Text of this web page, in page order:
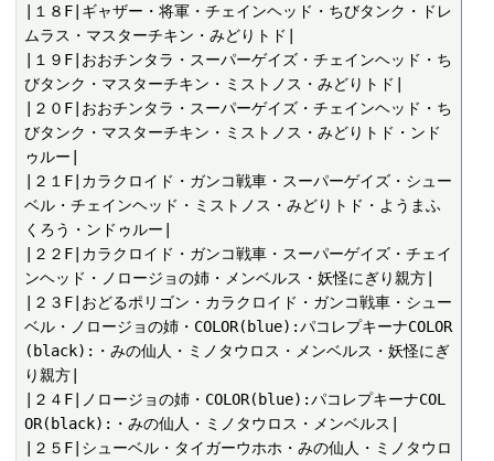
|１８F|ギャザー・将軍・チェインヘッド・ちびタンク・ドレ
ムラス・マスターチキン・みどりトド|
|１９F|おおチンタラ・スーパーゲイズ・チェインヘッド・ち
びタンク・マスターチキン・ミストノス・みどりトド|
|２０F|おおチンタラ・スーパーゲイズ・チェインヘッド・ち
びタンク・マスターチキン・ミストノス・みどりトド・ンド
ゥルー|
|２１F|カラクロイド・ガンコ戦車・スーパーゲイズ・シュー
ベル・チェインヘッド・ミストノス・みどりトド・ようまふ
くろう・ンドゥルー|
|２２F|カラクロイド・ガンコ戦車・スーパーゲイズ・チェイ
ンヘッド・ノロージョの姉・メンベルス・妖怪にぎり親方|
|２３F|おどるポリゴン・カラクロイド・ガンコ戦車・シュー
ベル・ノロージョの姉・COLOR(blue):パコレプキーナCOLOR
(black):・みの仙人・ミノタウロス・メンベルス・妖怪にぎ
り親方|
|２４F|ノロージョの姉・COLOR(blue):パコレプキーナCOL
OR(black):・みの仙人・ミノタウロス・メンベルス|
|２５F|シューベル・タイガーウホホ・みの仙人・ミノタウロ